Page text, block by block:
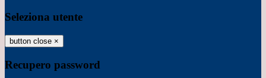
Seleziona utente
button close ×
Recupero password